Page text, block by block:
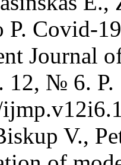
P. Covid-
Journal
12, № 6. P.
V.,